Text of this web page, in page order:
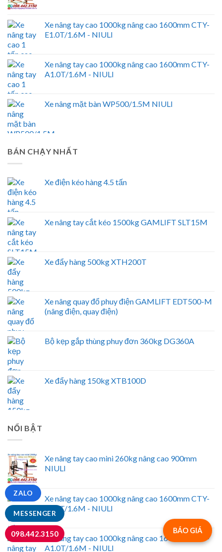
Xe nâng tay cao 1000kg nâng cao 1600mm CTY-
E1.0T/1.6M - NIULI
Xe nâng tay cao 1000kg nâng cao 1600mm CTY-
A1.0T/1.6M - NIULI
Xe nâng mặt bàn WP500/1.5M NIULI
BÁN CHẠY NHẤT
Xe điện kéo hàng 4.5 tấn
Xe nâng tay cắt kéo 1500kg GAMLIFT SLT15M
Xe đẩy hàng 500kg XTH200T
Xe nâng quay đổ phuy điện GAMLIFT EDT500-M
(nâng điện, quay điện)
Bộ kẹp gắp thùng phuy đơn 360kg DG360A
Xe đẩy hàng 150kg XTB100D
NỔI BẬT
Xe nâng tay cao mini 260kg nâng cao 900mm
NIULI
Xe nâng tay cao 1000kg nâng cao 1600mm CTY-
E1.0T/1.6M - NIULI
Xe nâng tay cao 1000kg nâng cao 1600mm CTY-
A1.0T/1.6M - NIULI
BÁO GIÁ
MESSENGER
ZALO
098.442.3150